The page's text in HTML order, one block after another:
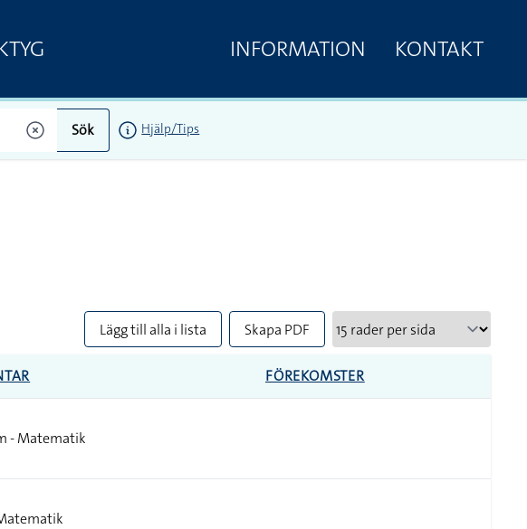
INFORMATION KONTAKT
Sök Hjälp/Tips
Lägg till alla i lista Skapa PDF
FÖREKOMSTER
- Matematik